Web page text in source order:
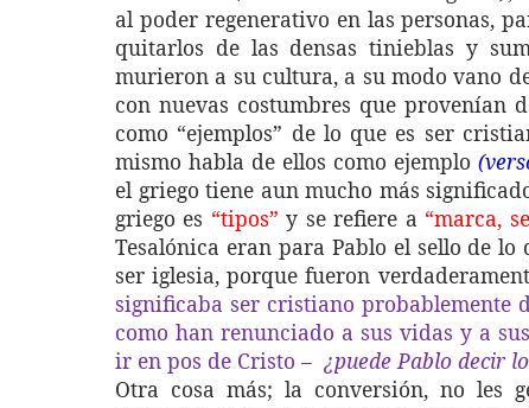
al poder regenerativo en las personas,
quitarlos de las densas tinieblas y
murieron a su cultura, a su modo vano
con nuevas costumbres que provenían
como “ejemplos” de lo que es ser
mismo habla de ellos como ejemplo
el griego tiene aun mucho más
griego es “tipos” y se refiere a “marca,
Tesalónica eran para Pablo el sello de
ser iglesia, porque fueron
significaba ser cristiano probablemente
como han renunciado a sus vidas y a
ir en pos de Cristo – ¿puede Pablo decir
Otra cosa más; la conversión, no les